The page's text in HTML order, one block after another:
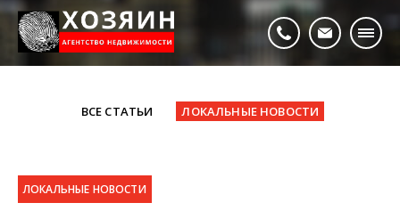
ВСЕ СТАТЬИ ЛОКАЛЬНЫЕ НОВОСТИ
ЛОКАЛЬНЫЕ НОВОСТИ